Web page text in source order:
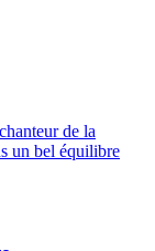
de la
un bel équilibre